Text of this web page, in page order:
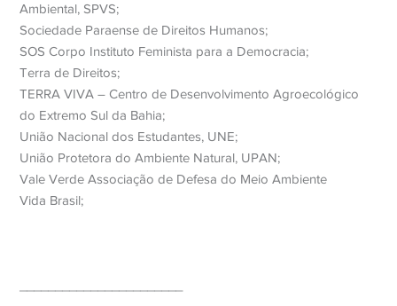
Ambiental, SPVS;
Sociedade Paraense de Direitos Humanos;
SOS Corpo Instituto Feminista para a Democracia;
Terra de Direitos;
TERRA VIVA – Centro de Desenvolvimento Agroecológico
do Extremo Sul da Bahia;
União Nacional dos Estudantes, UNE;
União Protetora do Ambiente Natural, UPAN;
Vale Verde Associação de Defesa do Meio Ambiente
Vida Brasil;